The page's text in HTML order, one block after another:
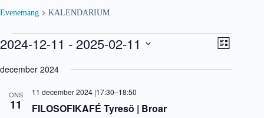
Evenemang KALENDARIUM
Evenemang
V
y
n
E
v
n
L
s
2024-12-11 - 2025-02-11
ä
december 2024
ONS
11 FILOSOFIKAFÉ Tyresö | Broar
11 december 2024 |17:30–18:50